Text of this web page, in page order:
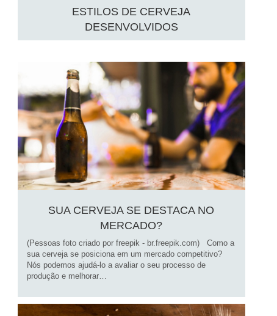
ESTILOS DE CERVEJA
DESENVOLVIDOS
SUA CERVEJA SE DESTACA NO
MERCADO?
(Pessoas foto criado por freepik - br.freepik.com) Como a
sua cerveja se posiciona em um mercado competitivo?
Nós podemos ajudá-lo a avaliar o seu processo de
produção e melhorar…